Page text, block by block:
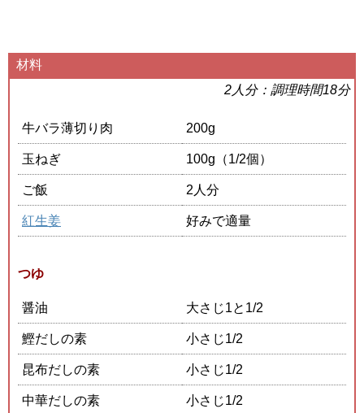
材料
2人分：調理時間18分
牛バラ薄切り肉 200g
玉ねぎ 100g（1/2個）
ご飯 2人分
紅生姜 好みで適量
つゆ
醤油 大さじ1と1/2
鰹だしの素 小さじ1/2
昆布だしの素 小さじ1/2
中華だしの素 小さじ1/2